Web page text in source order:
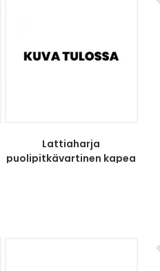
Lattiaharja
puolipitkävartinen kapea